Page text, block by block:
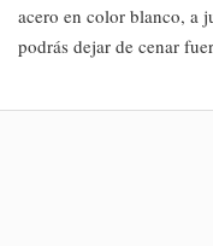
acero en color blanco, a
podrás dejar de cenar